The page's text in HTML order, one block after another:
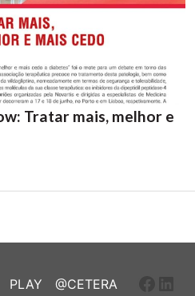
Tratar mais, melhor e
PLAY @CETERA